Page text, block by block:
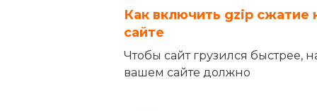
Как включить gzip сжатие
сайте
Чтобы сайт грузился быстрее,
вашем сайте должно